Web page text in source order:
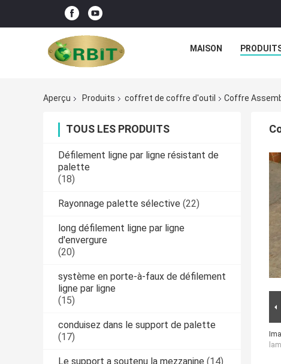
MAISON
Aperçu Produits coffret de coffre d'outil Coffre
TOUS LES PRODUITS
Défilement ligne par ligne résistant de
palette
(18)
Rayonnage palette sélective (22)
long défilement ligne par ligne
d'envergure
(20)
système en porte-à-faux de défilement
ligne par ligne
(15)
conduisez dans le support de palette
(17)
Le support a soutenu la mezzanine (14)